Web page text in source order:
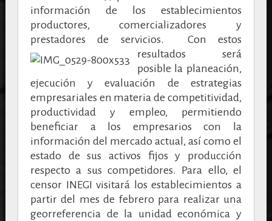
información de los establecimientos
productores, comercializadores y
prestadores de servicios. Con estos
resultados será
posible la planeación,
ejecución y evaluación de estrategias
empresariales en materia de competitividad,
productividad y empleo, permitiendo
beneficiar a los empresarios con la
información del mercado actual, así como el
estado de sus activos fijos y producción
respecto a sus competidores. Para ello, el
censor INEGI visitará los establecimientos a
partir del mes de febrero para realizar una
georreferencia de la unidad económica y